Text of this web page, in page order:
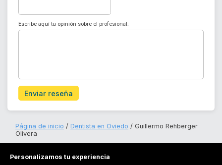
Escribe aquí tu opinión sobre el profesional:
Enviar reseña
Página de inicio Dentista en Oviedo
Guillermo Rehberger
Olivera
Personalizamos tu experiencia